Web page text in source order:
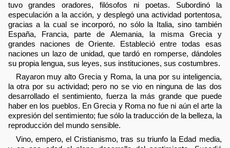
tuvo grandes oradores, filósofos ni poetas. Subordinó la
especulación a la acción, y desplegó una actividad portentosa,
gracias a la cual se incorporó, no sólo la Italia, sino también
España, Francia, parte de Alemania, la misma Grecia y
grandes naciones de Oriente. Estableció entre todas esas
naciones un lazo de unidad, que tardó en romperse, dándoles
su propia lengua, sus leyes, sus instituciones, sus costumbres.
Rayaron muy alto Grecia y Roma, la una por su inteligencia,
la otra por su actividad; pero no se vio en ninguna de las dos
desarrollado el sentimiento, fuerza la más grande que puede
haber en los pueblos. En Grecia y Roma no fue ni aún el arte la
expresión del sentimiento; fue sólo la traducción de la belleza, la
reproducción del mundo sensible.
Vino, empero, el Cristianismo, tras su triunfo la Edad media,